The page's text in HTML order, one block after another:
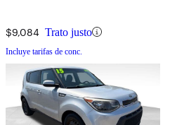
$9,084 Trato justo
Incluye tarifas de conc.